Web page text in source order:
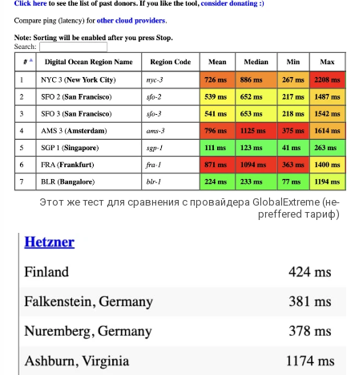
Этот же тест для сравнения с провайдера GlobalExtreme (не-
preffered тариф)